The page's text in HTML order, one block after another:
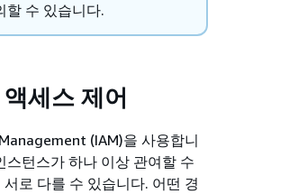
할 수 있습니다.
세스 제어
(IAM)을 사용합니
턴스가 하나 이상 관여할 수
로 다를 수 있습니다. 어떤 경